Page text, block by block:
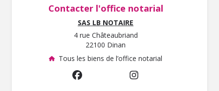
Contacter l'office notarial
SAS LB NOTAIRE
4 rue Châteaubriand
22100 Dinan
Tous les biens de l’office notarial